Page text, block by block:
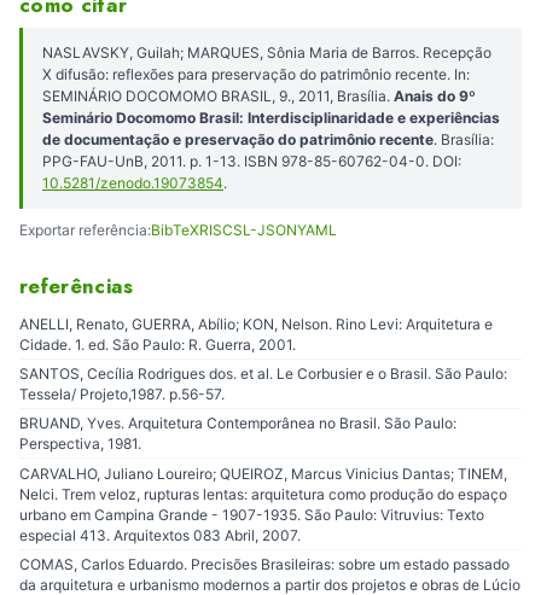
NASLAVSKY, Guilah; MARQUES, Sônia Maria de Barros. Recepção
X difusão: reflexões para preservação do patrimônio recente. In:
SEMINÁRIO DOCOMOMO BRASIL, 9., 2011, Brasília. Anais do 9º
Seminário Docomomo Brasil: Interdisciplinaridade e experiências
de documentação e preservação do patrimônio recente. Brasília:
PPG-FAU-UnB, 2011. p. 1-13. ISBN 978-85-60762-04-0. DOI:
10.5281/zenodo.19073854.
Exportar referência:BibTeXRISCSL-JSONYAML
referências
ANELLI, Renato, GUERRA, Abílio; KON, Nelson. Rino Levi: Arquitetura e
Cidade. 1. ed. São Paulo: R. Guerra, 2001.
SANTOS, Cecília Rodrigues dos. et al. Le Corbusier e o Brasil. São Paulo:
Tessela/ Projeto,1987. p.56-57.
BRUAND, Yves. Arquitetura Contemporânea no Brasil. São Paulo:
Perspectiva, 1981.
CARVALHO, Juliano Loureiro; QUEIROZ, Marcus Vinicius Dantas; TINEM,
Nelci. Trem veloz, rupturas lentas: arquitetura como produção do espaço
urbano em Campina Grande - 1907-1935. São Paulo: Vitruvius: Texto
especial 413. Arquitextos 083 Abril, 2007.
COMAS, Carlos Eduardo. Precisões Brasileiras: sobre um estado passado
da arquitetura e urbanismo modernos a partir dos projetos e obras de Lúcio